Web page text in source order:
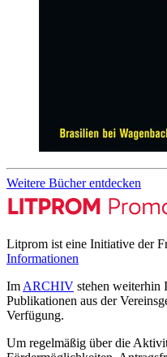
Weitere Bücher entdecken
Litprom ist eine Initiative der
Informationen
Im ARCHIV stehen weiterhin
Publikationen aus der
Verfügung.
Um regelmäßig über die